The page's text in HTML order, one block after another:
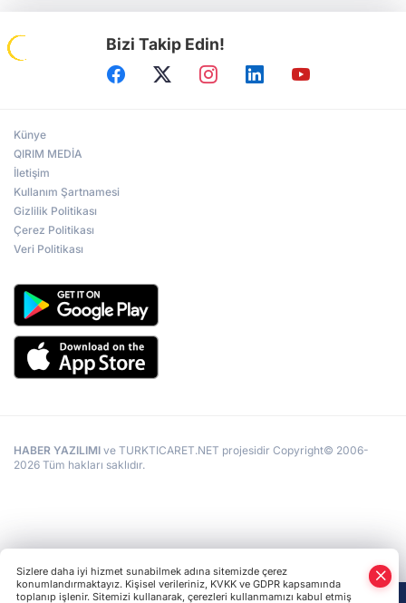
Bizi Takip Edin!
Künye
QIRIM MEDİA
İletişim
Kullanım Şartnamesi
Gizlilik Politikası
Çerez Politikası
Veri Politikası
HABER YAZILIMI ve TURKTICARET.NET projesidir Copyright© 2006-
2026 Tüm hakları saklıdır.
Sizlere daha iyi hizmet sunabilmek adına sitemizde çerez
konumlandırmaktayız. Kişisel verileriniz, KVKK ve GDPR kapsamında
toplanıp işlenir. Sitemizi kullanarak, çerezleri kullanmamızı kabul etmiş